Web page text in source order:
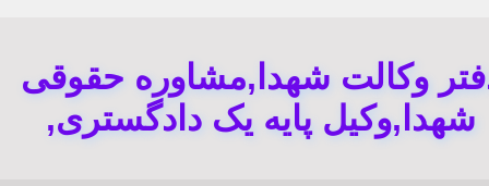
وکالت شهدا,مشاوره حقوقی
شهدا,وکیل پایه یک دادگستری,